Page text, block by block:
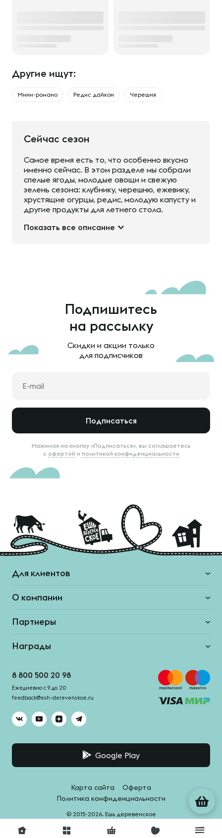
Другие ищут:
Мини-романо Редис дайкон Черешня
Сейчас сезон
Самое время есть то, что особенно вкусно
именно сейчас. В этом разделе мы собрали
спелые ягоды, молодые овощи и свежую
зелень сезона: клубнику, черешню, ежевику,
хрустящие огурцы, редис, молодую капусту и
другие продукты для летнего стола.
Показать все описание
Подпишитесь
на рассылку
Скидки и акции только
для подписчиков
Подписаться
Нажимая на кнопку «Подписаться», вы соглашаетесь
с офертой и политикой конфиденциальности
Для клиентов
О компании
Партнеры
Награды
8 800 500 20 98
Ежедневно с 9 до 20
feedback@esh-derevenskoe.ru
Google Play
© 2015-2026. Ешь деревенское
Карта сайта
Оферта
Политика конфиденциальности
Система качества - HACCPro